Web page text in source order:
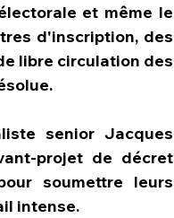
et même le
d'inscription, des
libre circulation des
senior Jacques
projet de décret
soumettre leurs
intense.